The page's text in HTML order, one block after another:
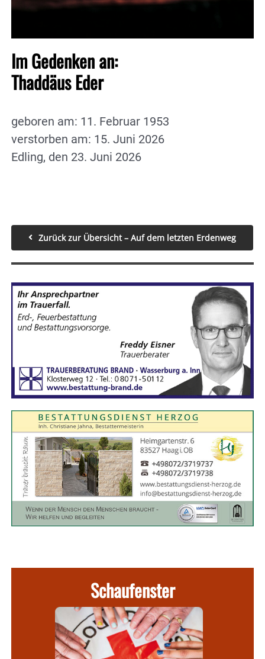
Im Gedenken an:
Thaddäus Eder
geboren am: 11. Februar 1953
verstorben am: 15. Juni 2026
Edling, den 23. Juni 2026
Zurück zur Übersicht – Auf dem letzten Erdenweg
Schaufenster